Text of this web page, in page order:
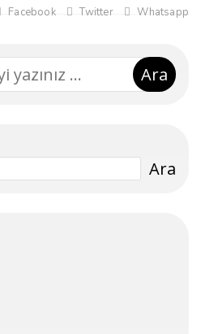
Facebook
Twitter Whatsapp
Ara
Ara